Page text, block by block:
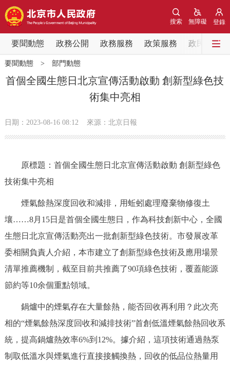
登錄
無障礙
搜索
要聞動態 政務公開 政務服務 政策服務 政民互動
要聞動態
黨中央精神
會議資訊
市領導
專題公開
政務服務
便民服務 利企服務 投資項目
仲介服務 陽光政務
要聞動態> 部門動態
首個全國生態日北京宣傳活動啟動 創新型綠色技
術集中亮相
日期：2023-08-16 08:12 來源：北京日報
原標題：首個全國生態日北京宣傳活動啟動 創新型綠色
技術集中亮相
煙氣餘熱深度回收和減排，用蚯蚓處理廢棄物修復土
壤……8月15日是首個全國生態日，作為科技創新中心，全國
生態日北京宣傳活動亮出一批創新型綠色技術。市發展改革
委相關負責人介紹，本市建立了創新型綠色技術及應用場景
清單推薦機制，截至目前共推薦了90項綠色技術，覆蓋能源
節約等10余個重點領域。
鍋爐中的煙氣存在大量餘熱，能否回收再利用？此次亮
相的“煙氣餘熱深度回收和減排技術”首創低溫煙氣餘熱回收系
統，提高鍋爐熱效率6%到12%。據介紹，這項技術通過熱泵
制取低溫水與煙氣進行直接接觸換熱，回收的低品位熱量用